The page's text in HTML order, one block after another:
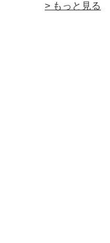
> もっと見る